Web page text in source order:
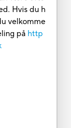
Hvis du h
velkomme
på http